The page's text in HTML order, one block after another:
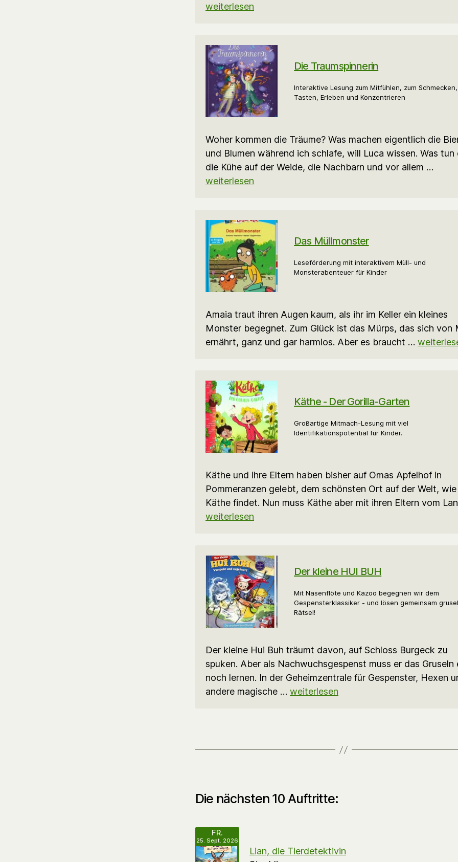
weiterlesen
Die Traumspinnerin
Interaktive Lesung zum Mitfühlen, zum Schmecken,
Tasten, Erleben und Konzentrieren
Woher kommen die Träume? Was machen eigentlich die
und Blumen während ich schlafe, will Luca wissen. Was tun
die Kühe auf der Weide, die Nachbarn und vor allem …
weiterlesen
Das Müllmonster
Leseförderung mit interaktivem Müll- und
Monsterabenteuer für Kinder
Amaia traut ihren Augen kaum, als ihr im Keller ein kleines
Monster begegnet. Zum Glück ist das Mürps, das sich von
ernährt, ganz und gar harmlos. Aber es braucht …
Käthe - Der Gorilla-Garten
Großartige Mitmach-Lesung mit viel
Identifikationspotential für Kinder.
Käthe und ihre Eltern haben bisher auf Omas Apfelhof in
Pommeranzen gelebt, dem schönsten Ort auf der Welt, wie
Käthe findet. Nun muss Käthe aber mit ihren Eltern vom
weiterlesen
Der kleine HUI BUH
Mit Nasenflöte und Kazoo begegnen wir dem
Gespensterklassiker - und lösen gemeinsam
Rätsel!
Der kleine Hui Buh träumt davon, auf Schloss Burgeck zu
spuken. Aber als Nachwuchsgespenst muss er das Gruseln
noch lernen. In der Geheimzentrale für Gespenster, Hexen
andere magische … weiterlesen
Die nächsten 10 Auftritte:
FR.
25. Sept. 2026
Lian, die Tierdetektivin